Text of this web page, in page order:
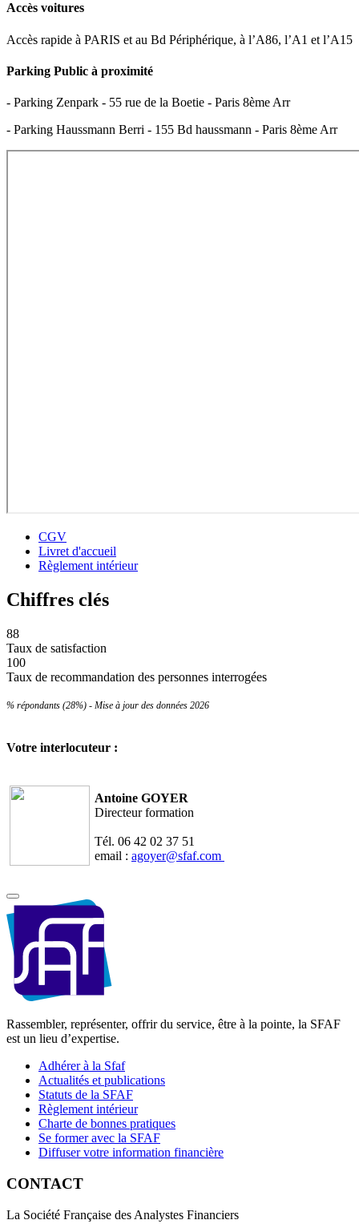
Accès voitures
Accès rapide à PARIS et au Bd Périphérique, à l’A86, l’A1 et l’A15
Parking Public à proximité
- Parking Zenpark - 55 rue de la Boetie - Paris 8ème Arr
- Parking Haussmann Berri - 155 Bd haussmann - Paris 8ème Arr
CGV
Livret d'accueil
Règlement intérieur
Chiffres clés
88
Taux de satisfaction
100
Taux de recommandation des personnes interrogées
% répondants (28%) - Mise à jour des données 2026
Votre interlocuteur :
Antoine GOYER
Directeur formation
Tél. 06 42 02 37 51
email : agoyer@sfaf.com
Rassembler, représenter, offrir du service, être à la pointe, la SFAF
est un lieu d’expertise.
Adhérer à la Sfaf
Actualités et publications
Statuts de la SFAF
Règlement intérieur
Charte de bonnes pratiques
Se former avec la SFAF
Diffuser votre information financière
CONTACT
La Société Française des Analystes Financiers